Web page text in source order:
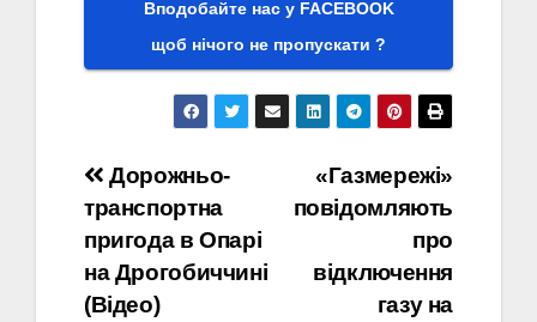
Вподобайте нас у FACEBOOK
щоб нічого не пропускати ?
Навігація
записів
«Газмережі»
повідомляють
про
відключення
газу на
Дорожньо-
транспортна
пригода в Опарі
на Дрогобиччині
(Відео)